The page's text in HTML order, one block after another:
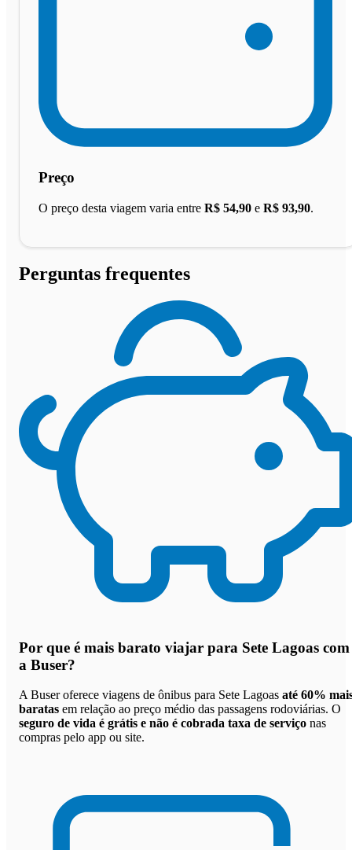
Preço
O preço desta viagem varia entre R$ 54,90 e R$ 93,90.
Perguntas frequentes
Por que é mais barato viajar para Sete Lagoas com
a Buser?
A Buser oferece viagens de ônibus para Sete Lagoas até 60%
baratas em relação ao preço médio das passagens rodoviárias. O
seguro de vida é grátis e não é cobrada taxa de serviço nas
compras pelo app ou site.